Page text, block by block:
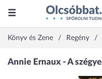
Könyv és Zene Regény